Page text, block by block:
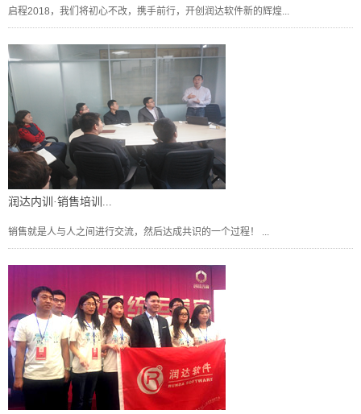
启程2018，我们将初心不改，携手前行，开创润达软件新的辉煌...
润达内训·销售培训...
销售就是人与人之间进行交流，然后达成共识的一个过程！ ...